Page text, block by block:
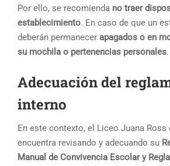
Por ello, se recomienda no traer
establecimiento. En caso de que un
deberán permanecer apagados o en
su mochila o pertenencias personales.
Adecuación del
interno
En este contexto, el Liceo Juana Ross
encuentra revisando y adecuando su
Manual de Convivencia Escolar y